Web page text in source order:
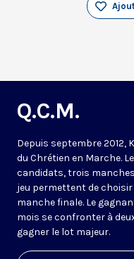
Q.C.M.
Depuis septembre 2012,
du Chrétien en Marche.
candidats, trois
jeu permettent de
manche finale. Le
mois se confronter à
gagner le lot majeur.